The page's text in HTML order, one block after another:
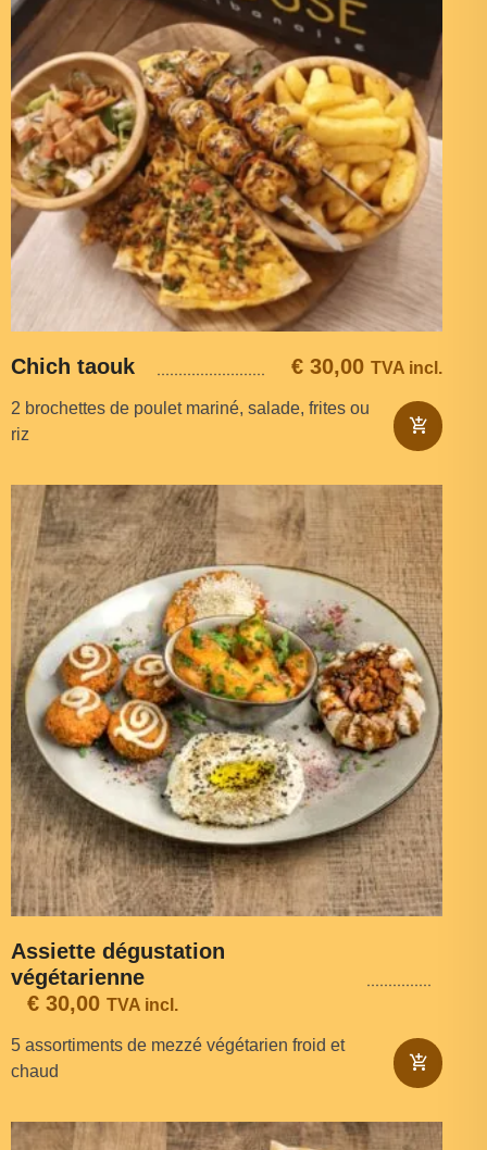
Chich taouk €30,00 TVA incl.
2 brochettes de poulet mariné, salade, frites ou
riz
Assiette dégustation
végétarienne
€ 30,00 TVA incl.
5 assortiments de mezzé végétarien froid et
chaud